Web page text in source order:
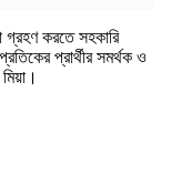
গ্রহণ করতে সহকারি
প্রার্থীর সমর্থক ও